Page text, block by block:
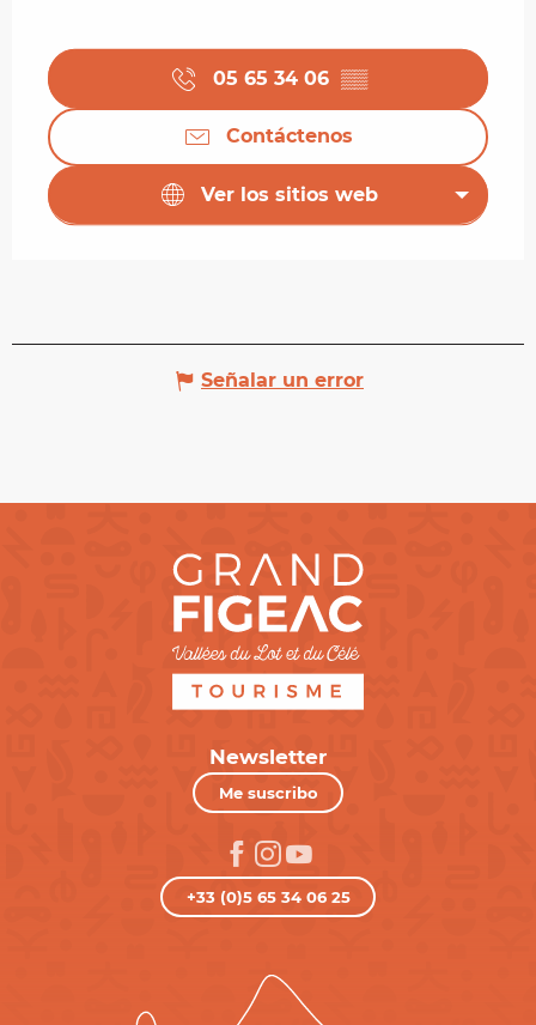
05 65 34 06 ▒▒
Contáctenos
Ver los sitios web
Señalar un error
Newsletter
Me suscribo
+33 (0)5 65 34 06 25